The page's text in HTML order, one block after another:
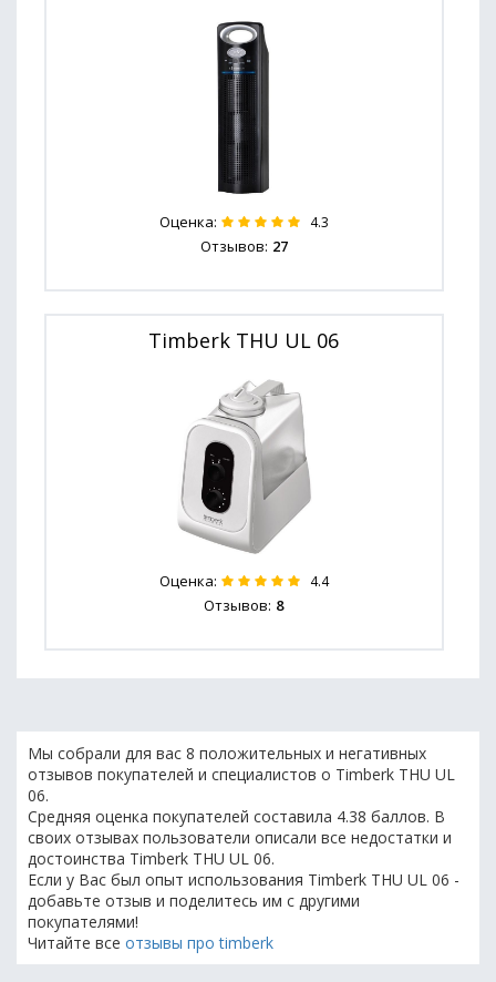
Оценка: 4.3
Отзывов: 27
Timberk THU UL 06
Оценка: 4.4
Отзывов: 8
Мы собрали для вас 8 положительных и негативных
отзывов покупателей и специалистов о Timberk THU UL
06.
Средняя оценка покупателей составила 4.38 баллов. В
своих отзывах пользователи описали все недостатки и
достоинства Timberk THU UL 06.
Если у Вас был опыт использования Timberk THU UL 06 -
добавьте отзыв и поделитесь им с другими
покупателями!
Читайте все отзывы про timberk